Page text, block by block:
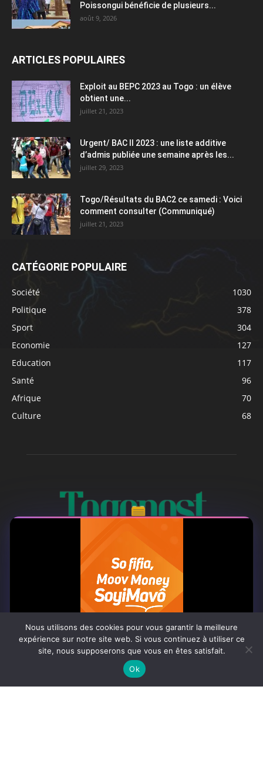
Poissongui bénéficie de plusieurs...
août 9, 2026
ARTICLES POPULAIRES
Exploit au BEPC 2023 au Togo : un élève
obtient une...
juillet 21, 2023
Urgent/ BAC II 2023 : une liste additive
d’admis publiée une semaine après les...
juillet 29, 2023
Togo/Résultats du BAC2 ce samedi : Voici
comment consulter (Communiqué)
juillet 21, 2023
CATÉGORIE POPULAIRE
Société
1030
Politique
378
Sport
304
Economie
127
Education
117
Santé
96
Afrique
70
Culture
68
À PROPOS
Togo Post est un site d'information en ligne ...
Tel : +228 98 42 82 18
Contactez-nous:contact@togopost.tg
Nous utilisons des cookies pour vous garantir la meilleure
expérience sur notre site web. Si vous continuez à utiliser ce
site, nous supposerons que vous en êtes satisfait.
Ok